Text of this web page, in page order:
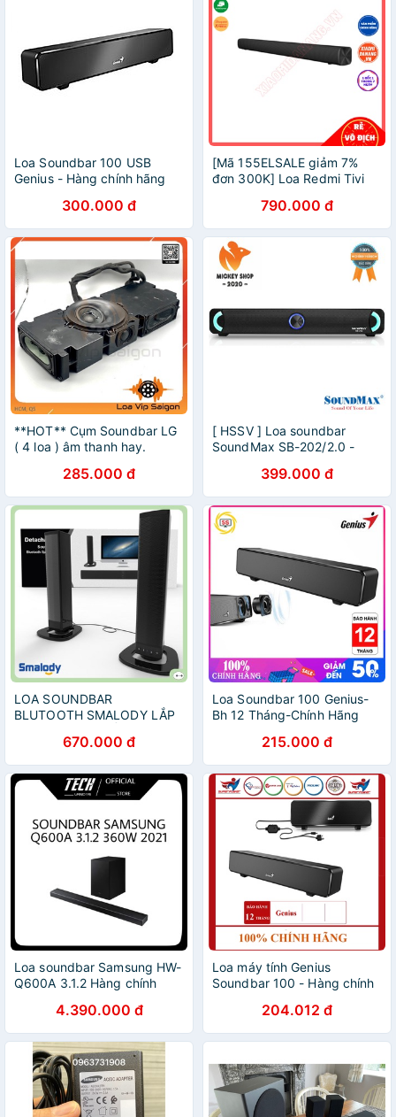
Loa Soundbar 100 USB
Genius - Hàng chính hãng
300.000 đ
[Mã 155ELSALE giảm 7%
đơn 300K] Loa Redmi Tivi
5.0 | Soundbar Xiaomi
Redmi
790.000 đ
**HOT** Cụm Soundbar LG
( 4 loa ) âm thanh hay.
285.000 đ
[ HSSV ] Loa soundbar
SoundMax SB-202/2.0 -
399.000 đ
LOA SOUNDBAR
BLUTOOTH SMALODY LẮP
670.000 đ
Loa Soundbar 100 Genius-
Bh 12 Tháng-Chính Hãng
215.000 đ
Loa soundbar Samsung HW-
Q600A 3.1.2 Hàng chính
4.390.000 đ
Loa máy tính Genius
Soundbar 100 - Hàng chính
204.012 đ